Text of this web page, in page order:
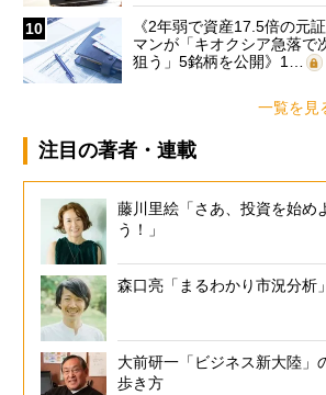
10
《2年弱で資産17.5倍の元
マンが「キオクシア急落で
狙う」5銘柄を公開》1…
一覧を見
注目の著者・連載
藤川里絵「さあ、投資を始め
う！」
森口亮「まるわかり市況分析」
大前研一「ビジネス新大陸」
歩き方